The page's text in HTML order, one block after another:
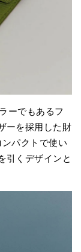
ーでもあるフ
ーを採用した財
パクトで使い
引くデザインと